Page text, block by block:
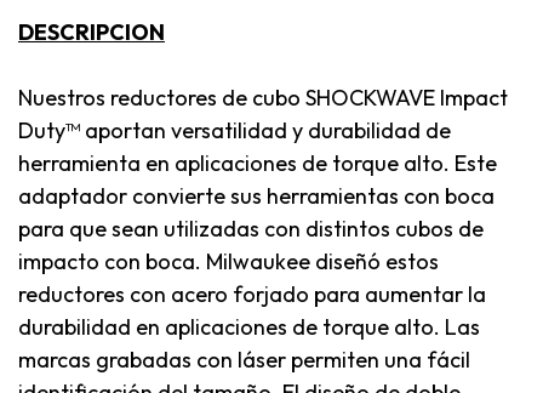
DESCRIPCION
Nuestros reductores de cubo SHOCKWAVE Impact
Duty™ aportan versatilidad y durabilidad de
herramienta en aplicaciones de torque alto. Este
adaptador convierte sus herramientas con boca
para que sean utilizadas con distintos cubos de
impacto con boca. Milwaukee diseñó estos
reductores con acero forjado para aumentar la
durabilidad en aplicaciones de torque alto. Las
marcas grabadas con láser permiten una fácil